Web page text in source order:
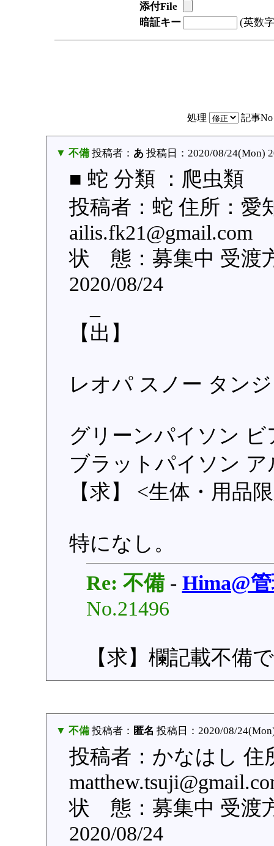
添付File
暗証キー
(英数
処理 記事
▼ 不備投稿者： あ投稿日：2020/08/24(Mon)
■ 蛇 分類 ：爬虫類
投稿者：蛇 住所：愛
状 態：募集中 受渡
2020/08/24
【出】
レオパ スノー タン
グリーンパイソン ビ
ブラットパイソン
【求】 <生体・用品
特になし。
Re: 不備- Hima@
No.21496
【求】欄記載不備
▼ 不備投稿者： 匿名 投稿日：2020/08/
投稿者：かなはし 住
状 態：募集中 受渡
2020/08/24